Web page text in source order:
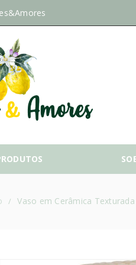
/ Vaso em Cerâmica